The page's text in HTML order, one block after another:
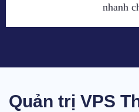
nhanh
Quản trị VPS